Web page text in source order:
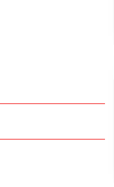
mosogató csaptelep,